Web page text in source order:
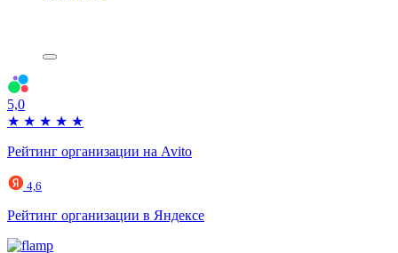
5,0
★ ★ ★ ★ ★
Рейтинг организации на Avito
4,6
Рейтинг организации в Яндексе